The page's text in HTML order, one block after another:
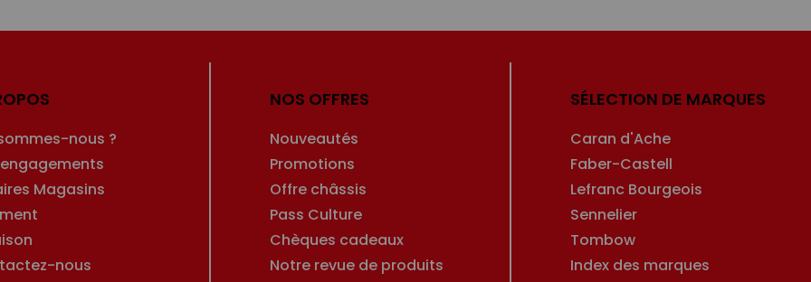
nous ?
Magasins
nous
NOS OFFRES
Nouveautés
Promotions
Offre châssis
Pass Culture
Chèques cadeaux
Notre revue de produits
SÉLECTION DE MARQUES
Caran d'Ache
Faber-Castell
Lefranc Bourgeois
Sennelier
Tombow
Index des marques